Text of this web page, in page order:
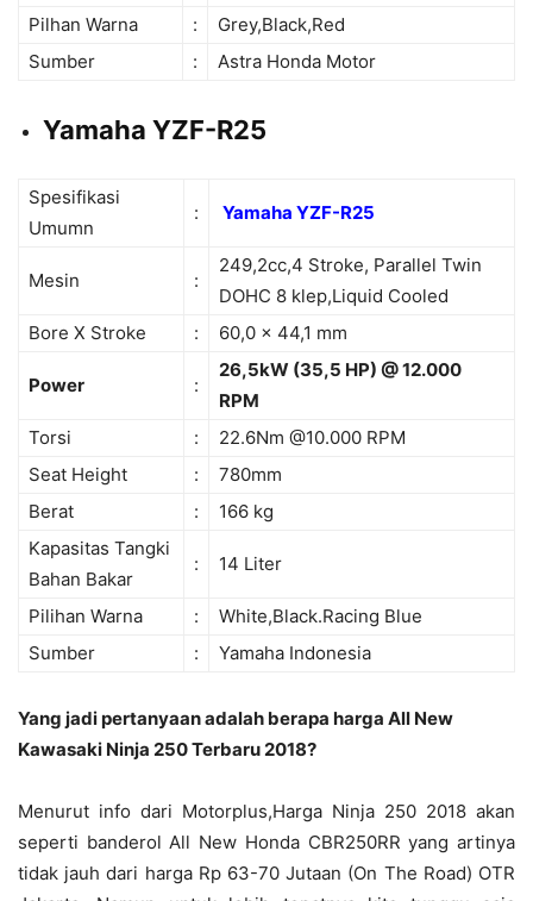
Pilhan Warna :
Grey,Black,Red
Sumber
: Astra Honda Motor
Yamaha YZF-R25
Spesifikasi
Umumn
: Yamaha YZF-R25
Mesin :
249,2cc,4 Stroke, Parallel Twin
DOHC 8 klep,Liquid Cooled
Bore X Stroke
: 60,0 x 44,1 mm
Power :
26,5kW (35,5 HP) @ 12.000
RPM
Torsi
:
22.6Nm @10.000 RPM
Seat Height
:
780mm
Berat
:
166 kg
Kapasitas Tangki
Bahan Bakar
: 14 Liter
Pilihan Warna :
White,Black.Racing Blue
Sumber
: Yamaha Indonesia
Yang jadi pertanyaan adalah berapa harga All New
Kawasaki Ninja 250 Terbaru 2018?
Menurut info dari Motorplus,Harga Ninja 250 2018 akan
seperti banderol All New Honda CBR250RR yang artinya
tidak jauh dari harga Rp 63-70 Jutaan (On The Road) OTR